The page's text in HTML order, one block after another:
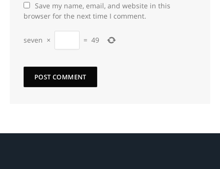
Save my name, email, and website in this
browser for the next time I comment.
seven × = 49